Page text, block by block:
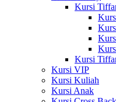
Kursi
Kursi
Kursi VIP
Kursi Kuliah
Kursi Anak